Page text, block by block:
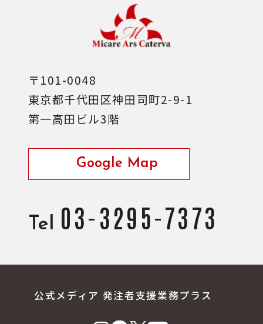
〒101-0048
東京都千代田区神田司町2-9-1
第一高田ビル3階
Google Map
Tel 03-3295-7373
公式メディア 発注者支援業務プラス